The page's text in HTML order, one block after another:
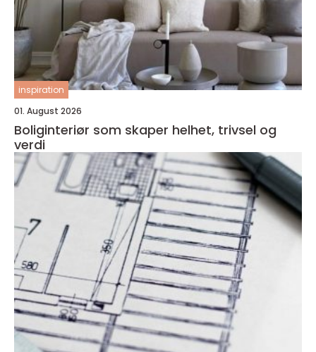
inspiration
01. August 2026
Boliginteriør som skaper helhet, trivsel og
verdi